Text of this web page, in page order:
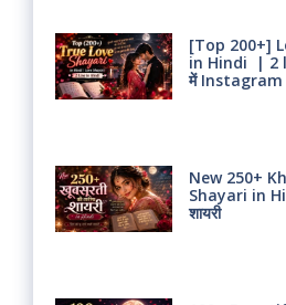
[Top 200+]
in Hindi | 2
में Instagram
New 250+
Shayari in
शायरी